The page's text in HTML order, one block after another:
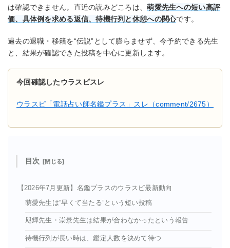
は確認できません。直近の読みどころは、萌愛先生への短い高評
価、具体例を求める返信、待機行列と休憩への関心です。
過去の退職・移籍を“伝説”として膨らませず、今予約できる先生
と、結果が確認できた投稿を中心に更新します。
今回確認したウラスピスレ
ウラスピ「電話占い師名鑑プラス」スレ（comment/2675）
目次
【2026年7月更新】名鑑プラスのウラスピ最新動向
萌愛先生は“早くて当たる”という短い投稿
咫輝先生・崇景先生は結果が合わなかったという報告
待機行列が長い時は、鑑定人数を決めて待つ